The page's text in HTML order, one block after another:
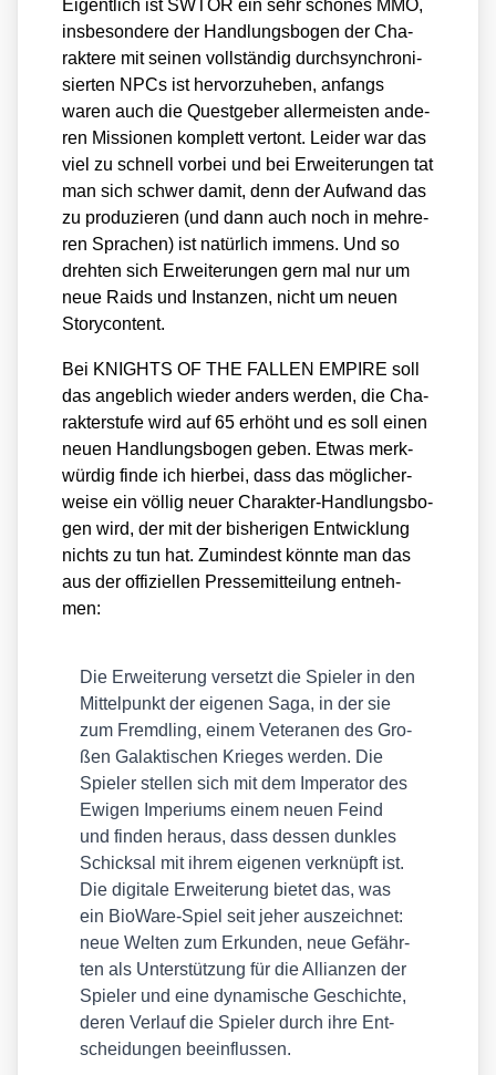
Eigent­lich ist SWTOR ein sehr schö­nes MMO,
ins­be­son­de­re der Hand­lungs­bo­gen der Cha­
rak­te­re mit sei­nen voll­stän­dig durch­syn­chro­ni­
sier­ten NPCs ist her­vor­zu­he­ben, anfangs
waren auch die Quest­ge­ber aller­meis­ten ande­
ren Mis­sio­nen kom­plett ver­tont. Lei­der war das
viel zu schnell vor­bei und bei Erwei­te­run­gen tat
man sich schwer damit, denn der Auf­wand das
zu pro­du­zie­ren (und dann auch noch in meh­re­
ren Spra­chen) ist natür­lich immens. Und so
dreh­ten sich Erwei­te­run­gen gern mal nur um
neue Raids und Instan­zen, nicht um neu­en
Sto­rycon­tent.
Bei KNIGHTS OF THE FALLEN EMPIRE soll
das angeb­lich wie­der anders wer­den, die Cha­
rak­ter­stu­fe wird auf 65 erhöht und es soll einen
neu­en Hand­lungs­bo­gen geben. Etwas merk­
wür­dig fin­de ich hier­bei, dass das mög­li­cher­
wei­se ein völ­lig neu­er Cha­rak­ter-Hand­lungs­bo­
gen wird, der mit der bis­he­ri­gen Ent­wick­lung
nichts zu tun hat. Zumin­dest könn­te man das
aus der offi­zi­el­len Pres­se­mit­tei­lung ent­neh­
men:
Die Erwei­te­rung ver­setzt die Spie­ler in den
Mit­tel­punkt der eige­nen Saga, in der sie
zum Fremd­ling, einem Vete­ra­nen des Gro­
ßen Galak­ti­schen Krie­ges wer­den. Die
Spie­ler stel­len sich mit dem Impe­ra­tor des
Ewi­gen Impe­ri­ums einem neu­en Feind
und fin­den her­aus, dass des­sen dunk­les
Schick­sal mit ihrem eige­nen ver­knüpft ist.
Die digi­ta­le Erwei­te­rung bie­tet das, was
ein Bio­Wa­re-Spiel seit jeher aus­zeich­net:
neue Wel­ten zum Erkun­den, neue Gefähr­
ten als Unter­stüt­zung für die Alli­an­zen der
Spie­ler und eine dyna­mi­sche Geschich­te,
deren Ver­lauf die Spie­ler durch ihre Ent­
schei­dun­gen beein­flus­sen.